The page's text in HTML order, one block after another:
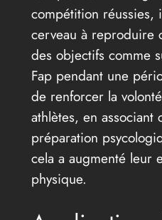
compétition réussies,
cerveau à reproduire
des objectifs comme
Fap pendant une
de renforcer la
athlètes, en associant
préparation
cela a augmenté leur
physique.